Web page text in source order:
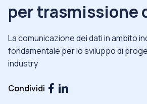
per trasmissione
La comunicazione dei dati in ambito
fondamentale per lo sviluppo di
industry
Condividi